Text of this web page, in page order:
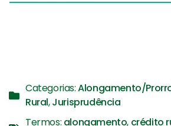
Categorias:Alongamento/
Rural,Jurisprudência
Termos: alongamento, crédito